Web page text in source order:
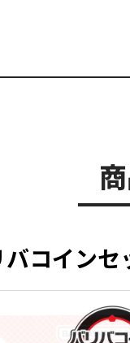
コイン